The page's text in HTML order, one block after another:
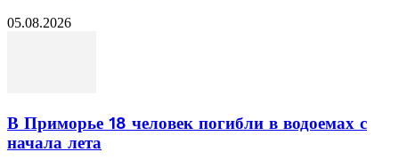
05.08.2026
В Приморье 18 человек погибли в водоемах с
начала лета